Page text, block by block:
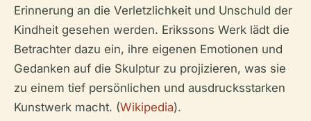
Erinnerung an die Verletzlichkeit und Unschuld der
Kindheit gesehen werden. Erikssons Werk lädt die
Betrachter dazu ein, ihre eigenen Emotionen und
Gedanken auf die Skulptur zu projizieren, was sie
zu einem tief persönlichen und ausdrucksstarken
Kunstwerk macht. (Wikipedia).